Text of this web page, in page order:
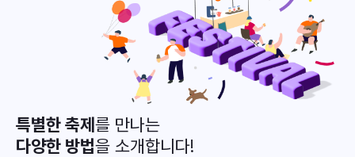
특별한 축제를 만나는
다양한 방법을 소개합니다!